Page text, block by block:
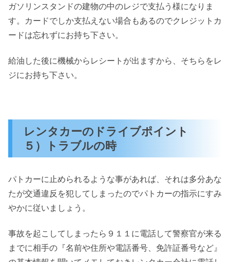
ガソリンスタンドの建物の中のレジで支払う様になりま
す。カードでしか支払えない場合もあるのでクレジットカ
ードは忘れずにお持ち下さい。
給油した後に機械からレシートが出ますから、そちらをレ
ジにお持ち下さい。
レンタカーのドライブポイント
５）トラブルの時
パトカーに止められるような事があれば、それは多分あな
たが交通違反を犯してしまったのでパトカーの指示にすみ
やかに従いましょう。
事故を起こしてしまったら９１１に電話して警察官が来る
までに相手の『名前や住所や電話番号、免許証番号など』